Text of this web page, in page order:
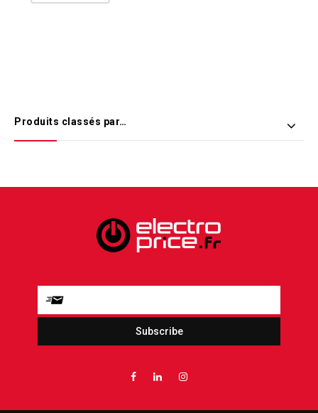
Produits classés par…